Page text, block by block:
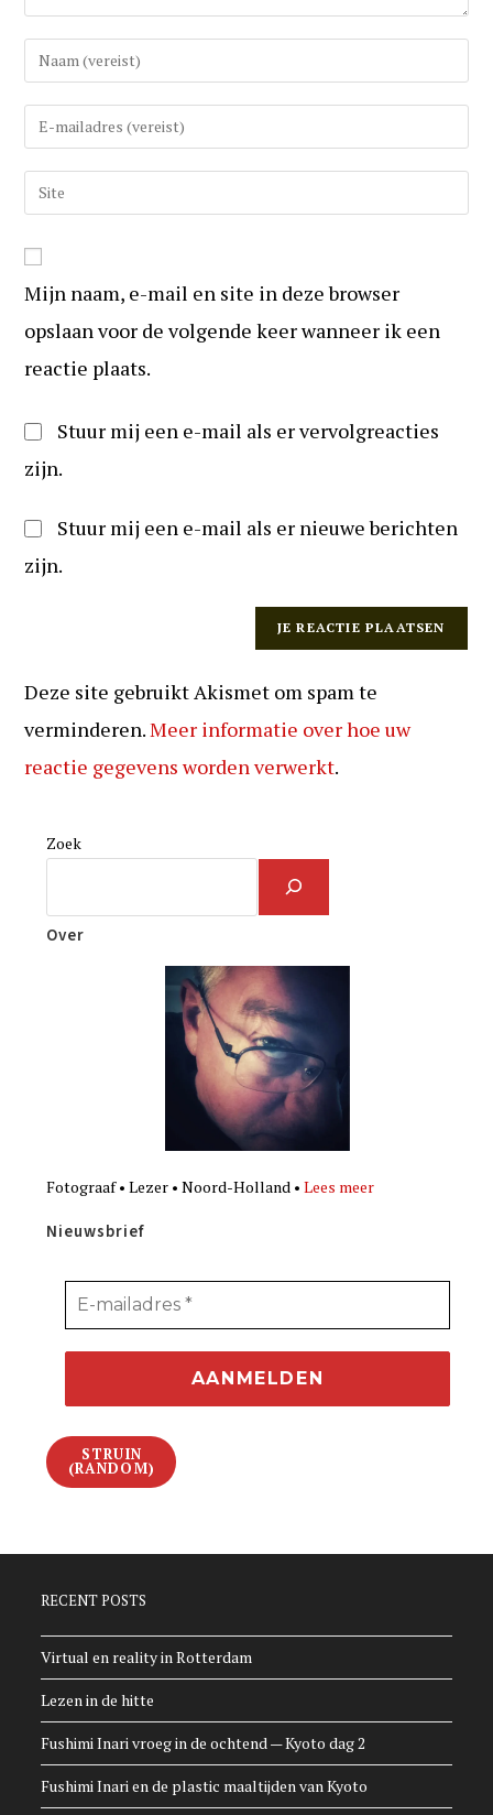
Vul
uw
(gebruikers)naam
Vul
uw
e-
mail
om
te
reageren
Vul
uw
URL
in
(optioneel)
Mijn naam, e-mail en site in deze browser
opslaan voor de volgende keer wanneer ik een
reactie plaats.
Stuur mij een e-mail als er vervolgreacties
zijn.
Stuur mij een e-mail als er nieuwe berichten
zijn.
Deze site gebruikt Akismet om spam te
verminderen.Meer informatie over hoe uw
reactie gegevens worden verwerkt.
Zoek
Over
Fotograaf • Lezer • Noord-Holland •Lees meer
Nieuwsbrief
STRUIN
(RANDOM)
RECENT POSTS
Virtual en reality in Rotterdam
Lezen in de hitte
Fushimi Inari vroeg in de ochtend — Kyoto dag 2
Fushimi Inari en de plastic maaltijden van Kyoto